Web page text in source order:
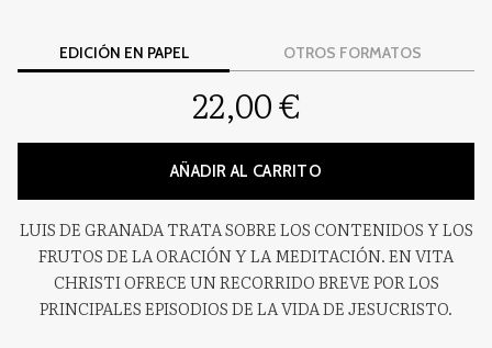
EDICIÓN EN PAPEL OTROS FORMATOS
22,00 €
AÑADIR AL CARRITO
LUIS DE GRANADA TRATA SOBRE LOS CONTENIDOS Y LOS
FRUTOS DE LA ORACIÓN Y LA MEDITACIÓN. EN VITA
CHRISTI OFRECE UN RECORRIDO BREVE POR LOS
PRINCIPALES EPISODIOS DE LA VIDA DE JESUCRISTO.